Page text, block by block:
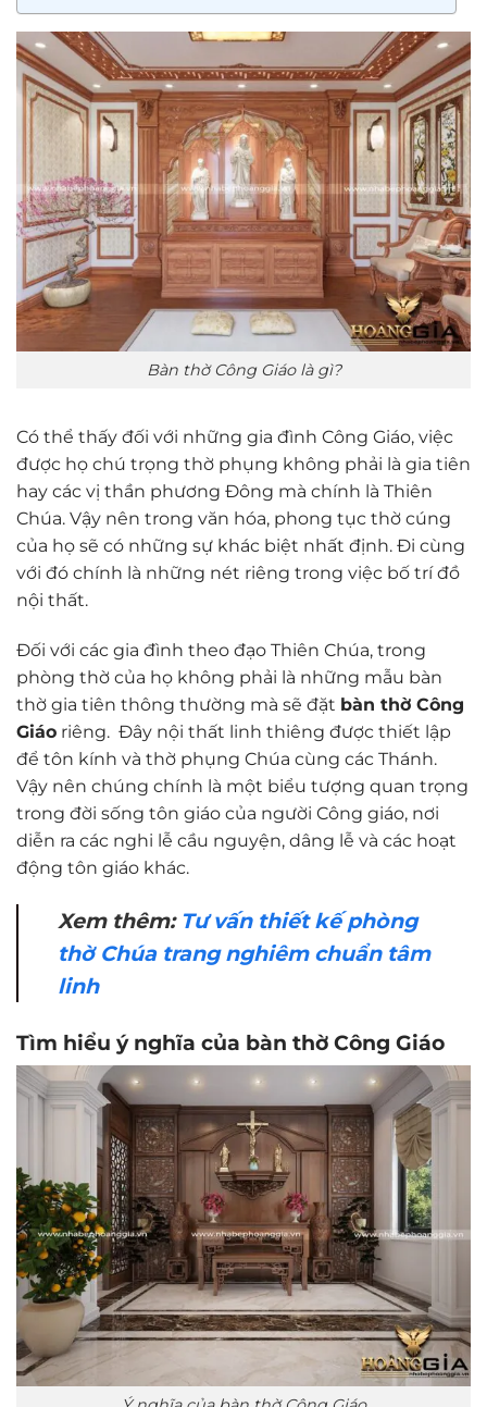
Bàn thờ Công Giáo là gì?
Có thể thấy đối với những gia đình Công Giáo, việc
được họ chú trọng thờ phụng không phải là gia tiên
hay các vị thần phương Đông mà chính là Thiên
Chúa. Vậy nên trong văn hóa, phong tục thờ cúng
của họ sẽ có những sự khác biệt nhất định. Đi cùng
với đó chính là những nét riêng trong việc bố trí đồ
nội thất.
Đối với các gia đình theo đạo Thiên Chúa, trong
phòng thờ của họ không phải là những mẫu bàn
thờ gia tiên thông thường mà sẽ đặt bàn thờ Công
Giáo riêng. Đây nội thất linh thiêng được thiết lập
để tôn kính và thờ phụng Chúa cùng các Thánh.
Vậy nên chúng chính là một biểu tượng quan trọng
trong đời sống tôn giáo của người Công giáo, nơi
diễn ra các nghi lễ cầu nguyện, dâng lễ và các hoạt
động tôn giáo khác.
Xem thêm: Tư vấn thiết kế phòng
thờ Chúa trang nghiêm chuẩn tâm
linh
Tìm hiểu ý nghĩa của bàn thờ Công Giáo